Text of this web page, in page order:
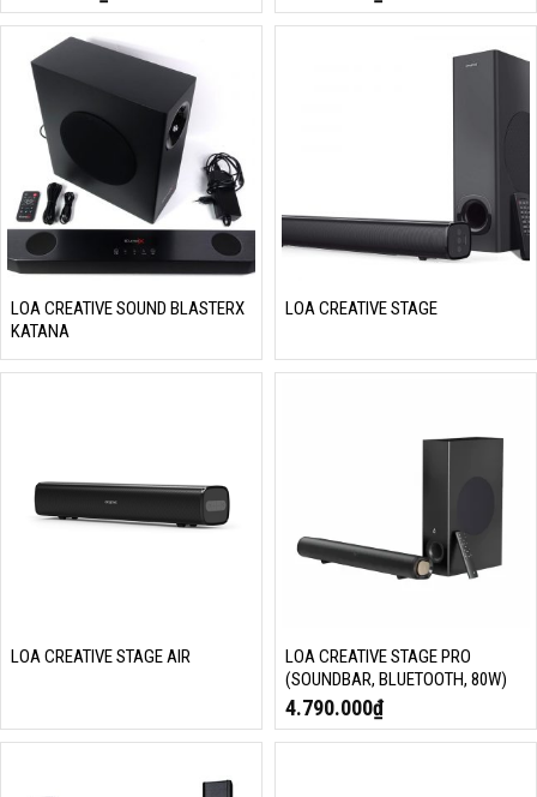
LOA CREATIVE SOUND BLASTERX
KATANA
LOA CREATIVE STAGE
LOA CREATIVE STAGE AIR
LOA CREATIVE STAGE PRO
(SOUNDBAR, BLUETOOTH, 80W)
4.790.000₫